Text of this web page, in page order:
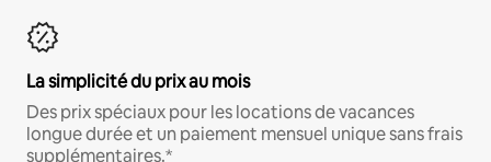
La simplicité du prix au mois
Des prix spéciaux pour les locations de vacances
longue durée et un paiement mensuel unique sans frais
supplémentaires.*